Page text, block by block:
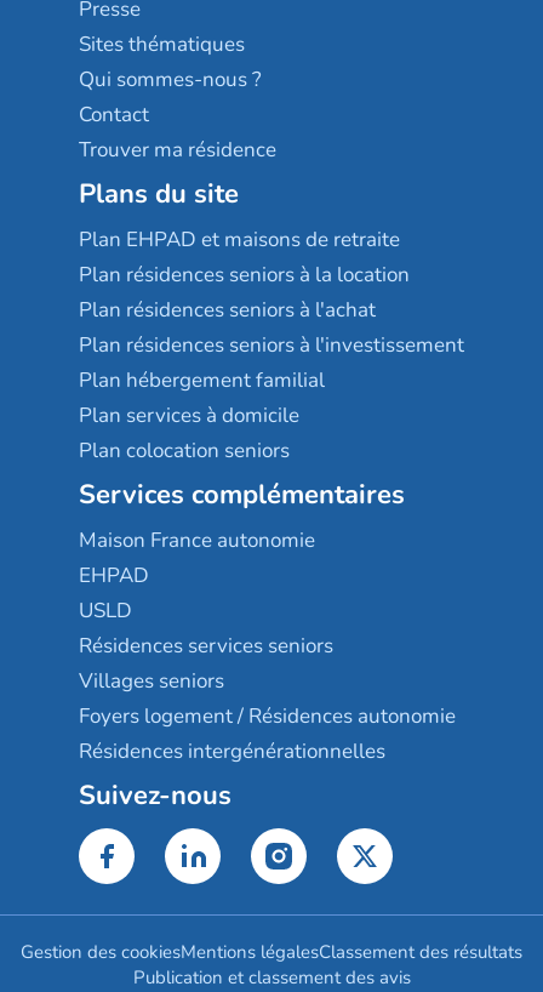
Résidences services Villa Médicis
Presse
Sites thématiques
Qui sommes-nous ?
Contact
Trouver ma résidence
Plans du site
Plan EHPAD et maisons de retraite
Plan résidences seniors à la location
Plan résidences seniors à l'achat
Plan résidences seniors à l'investissement
Plan hébergement familial
Plan services à domicile
Plan colocation seniors
Services complémentaires
Maison France autonomie
EHPAD
USLD
Résidences services seniors
Villages seniors
Foyers logement / Résidences autonomie
Résidences intergénérationnelles
Suivez-nous
Gestion des cookiesMentions légalesClassement des résultats
Publication et classement des avis